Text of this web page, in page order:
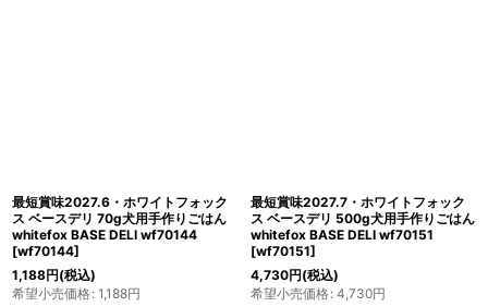
最短賞味2027.6・ホワイトフォック
ス ベースデリ 70g犬用手作りごはん
whitefox BASE DELI wf70144
[wf70144]
1,188円(税込)
希望小売価格: 1,188円
最短賞味2027.7・ホワイトフォック
ス ベースデリ 500g犬用手作りごはん
whitefox BASE DELI wf70151
[wf70151]
4,730円(税込)
希望小売価格: 4,730円